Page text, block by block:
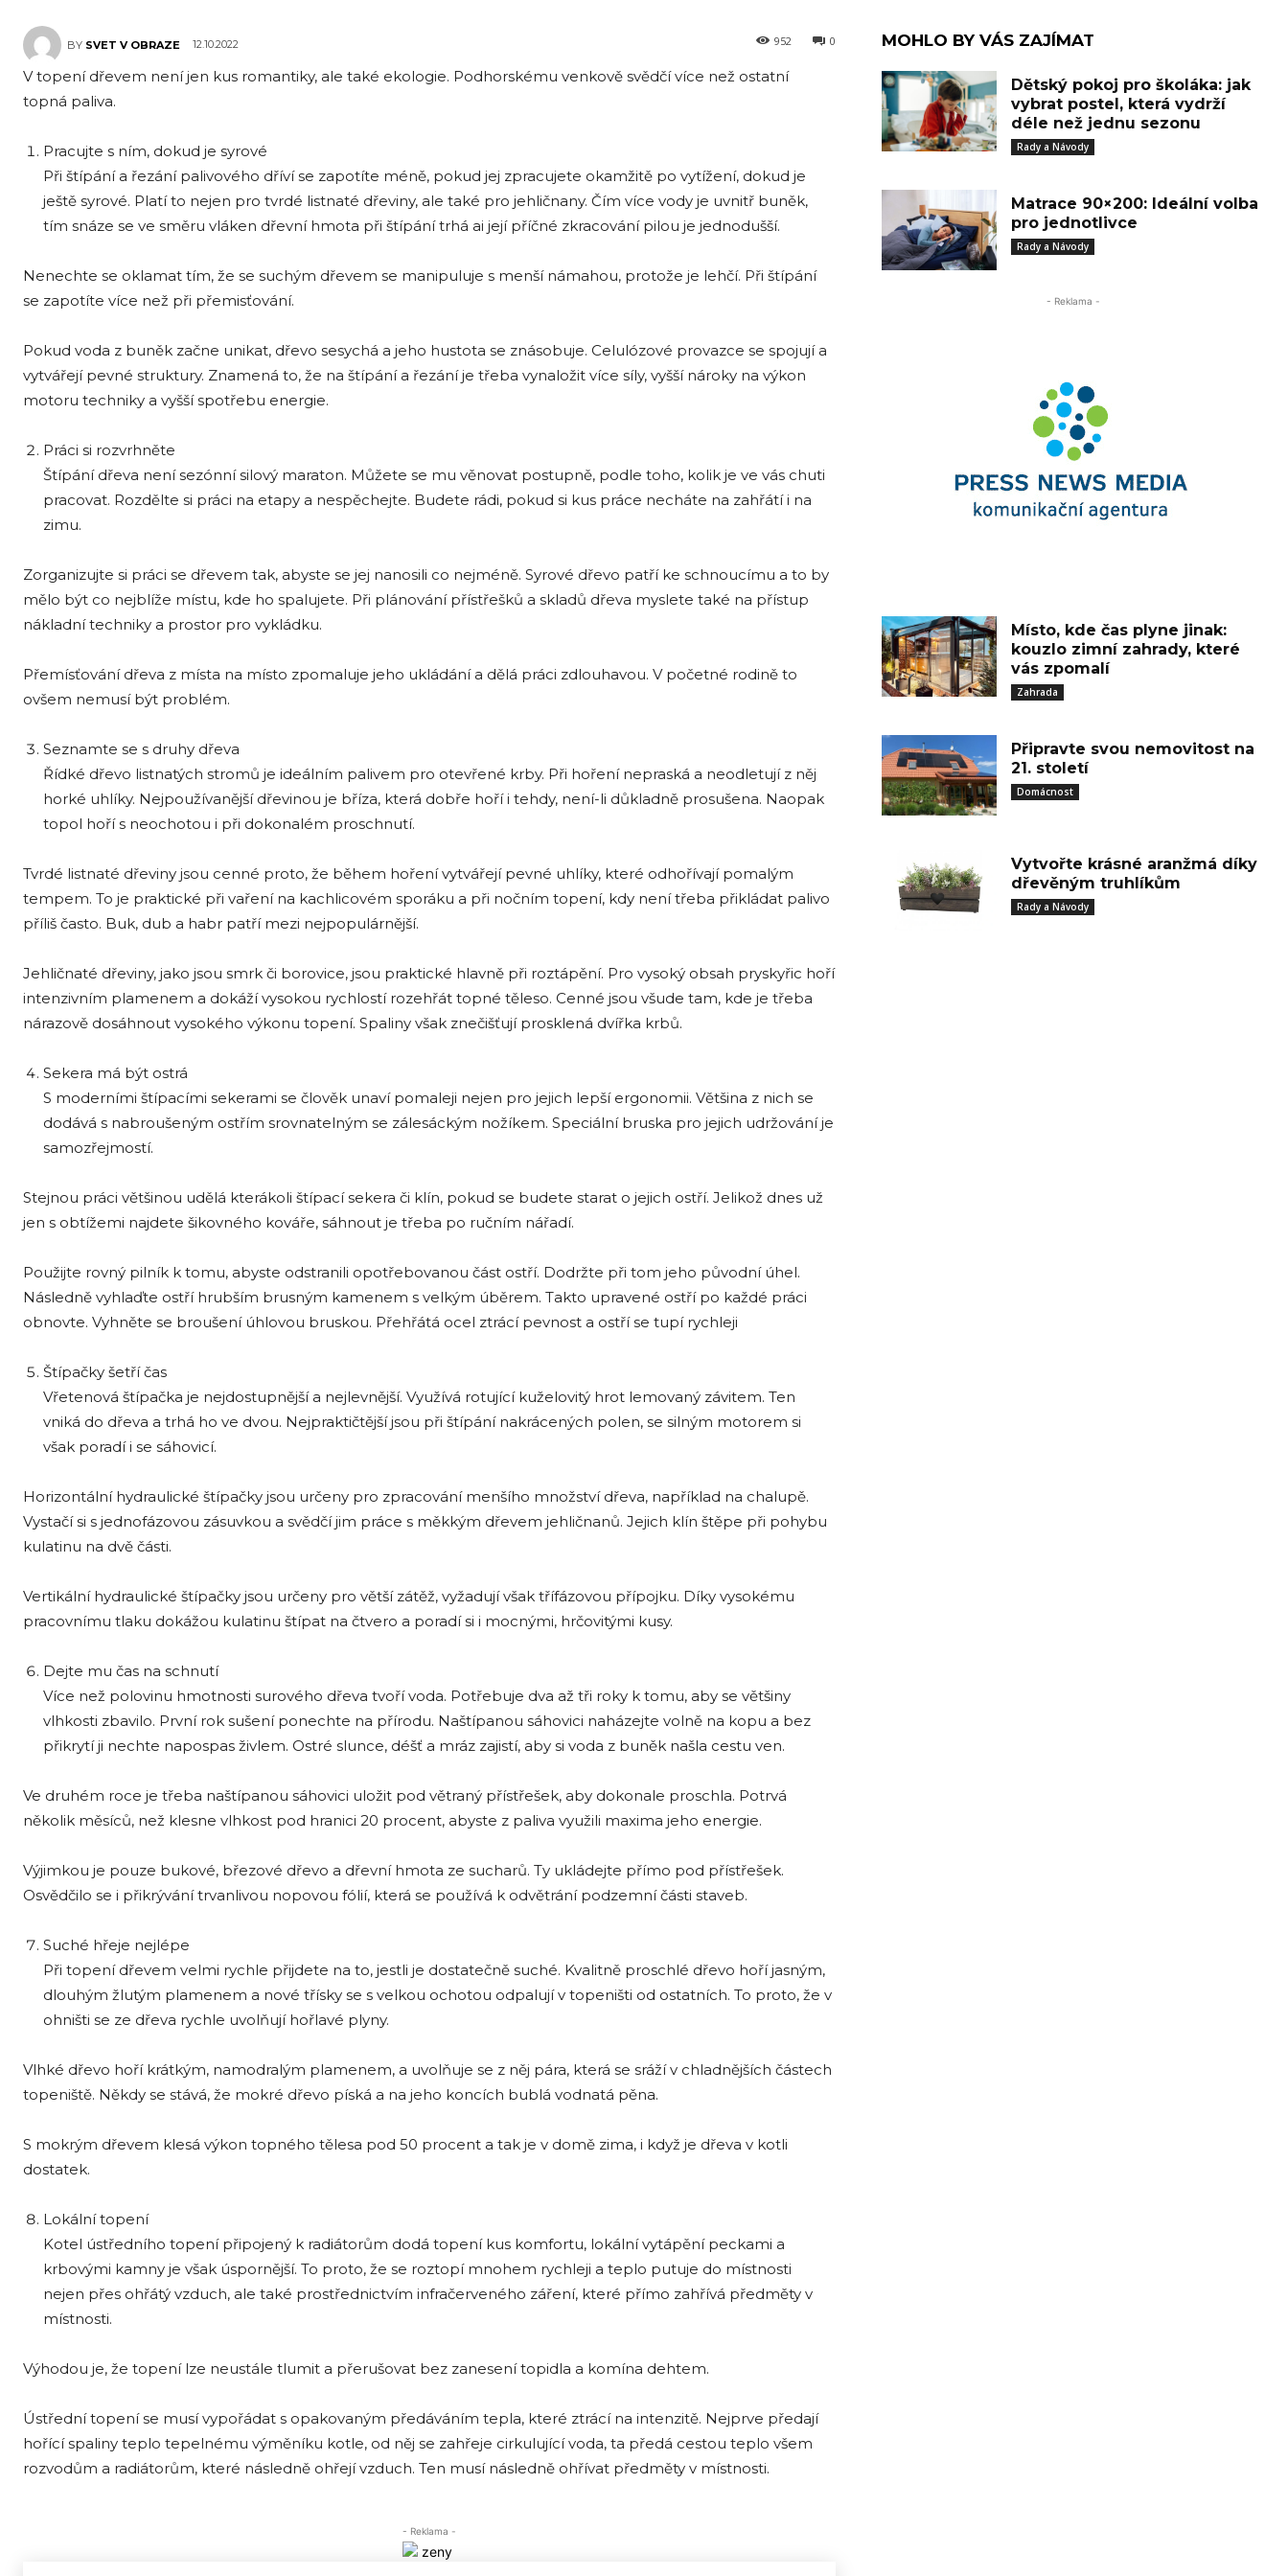
BY SVET V OBRAZE 12.10.2022 0
952
V topení dřevem není jen kus romantiky, ale také ekologie. Podhorskému venkově svědčí více než ostatní
topná paliva.
Pracujte s ním, dokud je syrové
Při štípání a řezání palivového dříví se zapotíte méně, pokud jej zpracujete okamžitě po vytížení, dokud je
ještě syrové. Platí to nejen pro tvrdé listnaté dřeviny, ale také pro jehličnany. Čím více vody je uvnitř buněk,
tím snáze se ve směru vláken dřevní hmota při štípání trhá ai její příčné zkracování pilou je jednodušší.
Nenechte se oklamat tím, že se suchým dřevem se manipuluje s menší námahou, protože je lehčí. Při štípání
se zapotíte více než při přemisťování.
Pokud voda z buněk začne unikat, dřevo sesychá a jeho hustota se znásobuje. Celulózové provazce se spojují a
vytvářejí pevné struktury. Znamená to, že na štípání a řezání je třeba vynaložit více síly, vyšší nároky na výkon
motoru techniky a vyšší spotřebu energie.
Práci si rozvrhněte
Štípání dřeva není sezónní silový maraton. Můžete se mu věnovat postupně, podle toho, kolik je ve vás chuti
pracovat. Rozdělte si práci na etapy a nespěchejte. Budete rádi, pokud si kus práce necháte na zahřátí i na
zimu.
Zorganizujte si práci se dřevem tak, abyste se jej nanosili co nejméně. Syrové dřevo patří ke schnoucímu a to by
mělo být co nejblíže místu, kde ho spalujete. Při plánování přístřešků a skladů dřeva myslete také na přístup
nákladní techniky a prostor pro vykládku.
Přemísťování dřeva z místa na místo zpomaluje jeho ukládání a dělá práci zdlouhavou. V početné rodině to
ovšem nemusí být problém.
Seznamte se s druhy dřeva
Řídké dřevo listnatých stromů je ideálním palivem pro otevřené krby. Při hoření nepraská a neodletují z něj
horké uhlíky. Nejpoužívanější dřevinou je bříza, která dobře hoří i tehdy, není-li důkladně prosušena. Naopak
topol hoří s neochotou i při dokonalém proschnutí.
Tvrdé listnaté dřeviny jsou cenné proto, že během hoření vytvářejí pevné uhlíky, které odhořívají pomalým
tempem. To je praktické při vaření na kachlicovém sporáku a při nočním topení, kdy není třeba přikládat palivo
příliš často. Buk, dub a habr patří mezi nejpopulárnější.
Jehličnaté dřeviny, jako jsou smrk či borovice, jsou praktické hlavně při roztápění. Pro vysoký obsah pryskyřic hoří
intenzivním plamenem a dokáží vysokou rychlostí rozehřát topné těleso. Cenné jsou všude tam, kde je třeba
nárazově dosáhnout vysokého výkonu topení. Spaliny však znečišťují prosklená dvířka krbů.
Sekera má být ostrá
S moderními štípacími sekerami se člověk unaví pomaleji nejen pro jejich lepší ergonomii. Většina z nich se
dodává s nabroušeným ostřím srovnatelným se zálesáckým nožíkem. Speciální bruska pro jejich udržování je
samozřejmostí.
Stejnou práci většinou udělá kterákoli štípací sekera či klín, pokud se budete starat o jejich ostří. Jelikož dnes už
jen s obtížemi najdete šikovného kováře, sáhnout je třeba po ručním nářadí.
Použijte rovný pilník k tomu, abyste odstranili opotřebovanou část ostří. Dodržte při tom jeho původní úhel.
Následně vyhlaďte ostří hrubším brusným kamenem s velkým úběrem. Takto upravené ostří po každé práci
obnovte. Vyhněte se broušení úhlovou bruskou. Přehřátá ocel ztrácí pevnost a ostří se tupí rychleji
Štípačky šetří čas
Vřetenová štípačka je nejdostupnější a nejlevnější. Využívá rotující kuželovitý hrot lemovaný závitem. Ten
vniká do dřeva a trhá ho ve dvou. Nejpraktičtější jsou při štípání nakrácených polen, se silným motorem si
však poradí i se sáhovicí.
Horizontální hydraulické štípačky jsou určeny pro zpracování menšího množství dřeva, například na chalupě.
Vystačí si s jednofázovou zásuvkou a svědčí jim práce s měkkým dřevem jehličnanů. Jejich klín štěpe při pohybu
kulatinu na dvě části.
Vertikální hydraulické štípačky jsou určeny pro větší zátěž, vyžadují však třífázovou přípojku. Díky vysokému
pracovnímu tlaku dokážou kulatinu štípat na čtvero a poradí si i mocnými, hrčovitými kusy.
Dejte mu čas na schnutí
Více než polovinu hmotnosti surového dřeva tvoří voda. Potřebuje dva až tři roky k tomu, aby se většiny
vlhkosti zbavilo. První rok sušení ponechte na přírodu. Naštípanou sáhovici naházejte volně na kopu a bez
přikrytí ji nechte napospas živlem. Ostré slunce, déšť a mráz zajistí, aby si voda z buněk našla cestu ven.
Ve druhém roce je třeba naštípanou sáhovici uložit pod větraný přístřešek, aby dokonale proschla. Potrvá
několik měsíců, než klesne vlhkost pod hranici 20 procent, abyste z paliva využili maxima jeho energie.
Výjimkou je pouze bukové, březové dřevo a dřevní hmota ze sucharů. Ty ukládejte přímo pod přístřešek.
Osvědčilo se i přikrývání trvanlivou nopovou fólií, která se používá k odvětrání podzemní části staveb.
Suché hřeje nejlépe
Při topení dřevem velmi rychle přijdete na to, jestli je dostatečně suché. Kvalitně proschlé dřevo hoří jasným,
dlouhým žlutým plamenem a nové třísky se s velkou ochotou odpalují v topeništi od ostatních. To proto, že v
ohništi se ze dřeva rychle uvolňují hořlavé plyny.
Vlhké dřevo hoří krátkým, namodralým plamenem, a uvolňuje se z něj pára, která se sráží v chladnějších částech
topeniště. Někdy se stává, že mokré dřevo píská a na jeho koncích bublá vodnatá pěna.
S mokrým dřevem klesá výkon topného tělesa pod 50 procent a tak je v domě zima, i když je dřeva v kotli
dostatek.
Lokální topení
Kotel ústředního topení připojený k radiátorům dodá topení kus komfortu, lokální vytápění peckami a
krbovými kamny je však úspornější. To proto, že se roztopí mnohem rychleji a teplo putuje do místnosti
nejen přes ohřátý vzduch, ale také prostřednictvím infračerveného záření, které přímo zahřívá předměty v
místnosti.
Výhodou je, že topení lze neustále tlumit a přerušovat bez zanesení topidla a komína dehtem.
Ústřední topení se musí vypořádat s opakovaným předáváním tepla, které ztrácí na intenzitě. Nejprve předají
hořící spaliny teplo tepelnému výměníku kotle, od něj se zahřeje cirkulující voda, ta předá cestou teplo všem
rozvodům a radiátorům, které následně ohřejí vzduch. Ten musí následně ohřívat předměty v místnosti.
- Reklama -
MOHLO BY VÁS ZAJÍMAT
Dětský pokoj pro školáka: jak
vybrat postel, která vydrží
déle než jednu sezonu
Rady a Návody
Matrace 90×200: Ideální volba
pro jednotlivce
Rady a Návody
- Reklama -
Místo, kde čas plyne jinak:
kouzlo zimní zahrady, které
vás zpomalí
Zahrada
Připravte svou nemovitost na
21. století
Domácnost
Vytvořte krásné aranžmá díky
dřevěným truhlíkům
Rady a Návody